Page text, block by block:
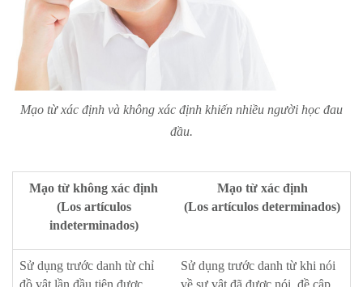
Mạo từ xác định và không xác định khiến nhiều người học đau
đầu.
Mạo từ không xác định
(Los artículos
indeterminados)
Mạo từ xác định
(Los artículos determinados)
Sử dụng trước danh từ chỉ
đồ vật lần đầu tiên được
Sử dụng trước danh từ khi nói
về sự vật đã được nói, đề cập